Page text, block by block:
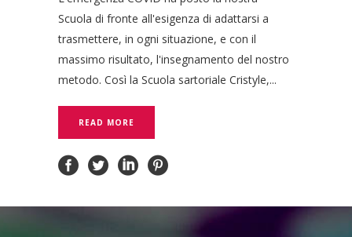
Scuola di fronte all'esigenza di adattarsi a
trasmettere, in ogni situazione, e con il
massimo risultato, l'insegnamento del nostro
metodo. Così la Scuola sartoriale Cristyle,...
READ MORE